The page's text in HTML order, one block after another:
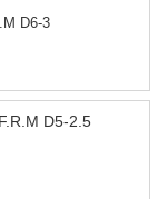
Ротор F.R.M D6-3